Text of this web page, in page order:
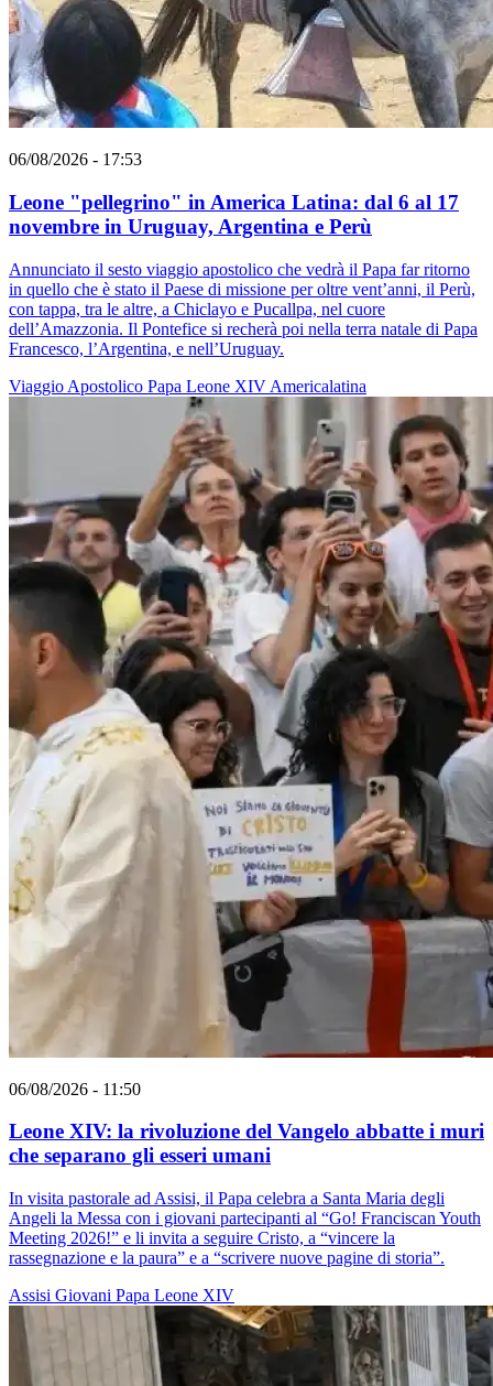
06/08/2026 - 17:53
Leone "pellegrino" in America Latina: dal 6 al 17
novembre in Uruguay, Argentina e Perù
Annunciato il sesto viaggio apostolico che vedrà il Papa far ritorno
in quello che è stato il Paese di missione per oltre vent’anni, il Perù,
con tappa, tra le altre, a Chiclayo e Pucallpa, nel cuore
dell’Amazzonia. Il Pontefice si recherà poi nella terra natale di Papa
Francesco, l’Argentina, e nell’Uruguay.
Viaggio Apostolico Papa Leone XIV Americalatina
06/08/2026 - 11:50
Leone XIV: la rivoluzione del Vangelo abbatte i muri
che separano gli esseri umani
In visita pastorale ad Assisi, il Papa celebra a Santa Maria degli
Angeli la Messa con i giovani partecipanti al “Go! Franciscan Youth
Meeting 2026!” e li invita a seguire Cristo, a “vincere la
rassegnazione e la paura” e a “scrivere nuove pagine di storia”.
Assisi Giovani Papa Leone XIV